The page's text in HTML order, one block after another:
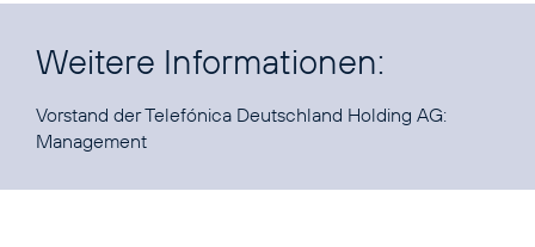
Weitere Informationen:
Vorstand der Telefónica Deutschland Holding AG:
Management